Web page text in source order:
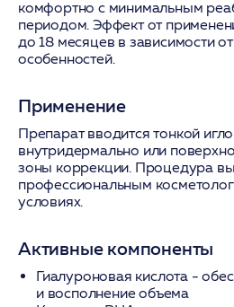
комфортно с минимальным
периодом. Эффект от
до 18 месяцев в зависимости
особенностей.
Применение
Препарат вводится тонкой
внутридермально или
зоны коррекции. Процедура
профессиональным
условиях.
Активные компоненты
Гиалуроновая кислота -
и восполнение объема